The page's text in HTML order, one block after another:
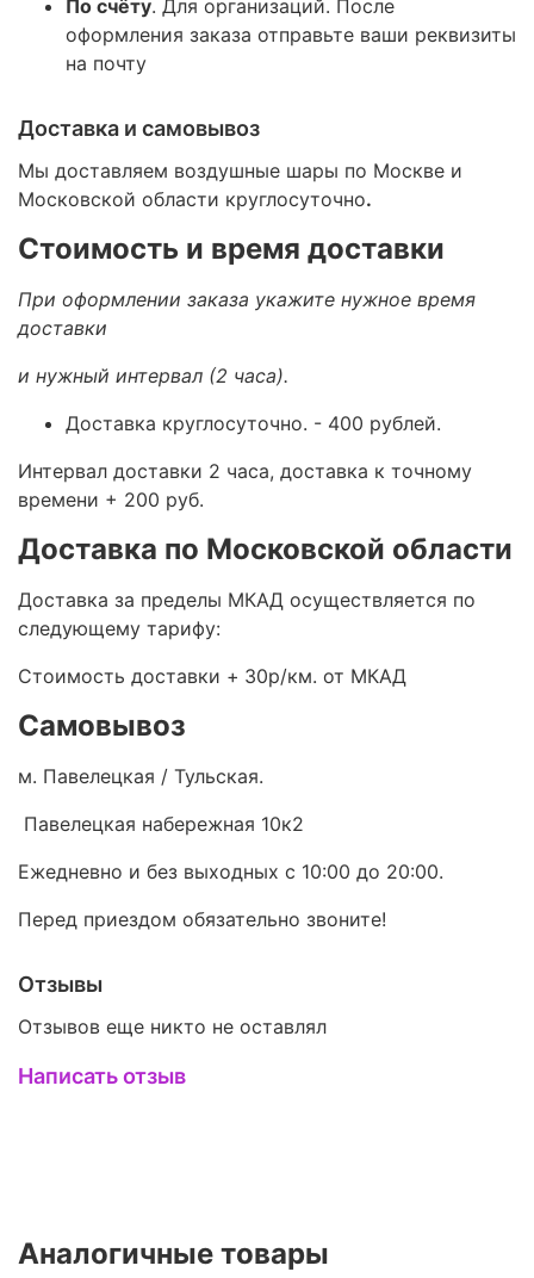
По счёту. Для организаций. После
оформления заказа отправьте ваши реквизиты
на почту
Доставка и самовывоз
Мы доставляем воздушные шары по Москве и
Московской области круглосуточно.
Стоимость и время доставки
При оформлении заказа укажите нужное время
доставки
и нужный интервал (2 часа).
Доставка круглосуточно. - 400 рублей.
Интервал доставки 2 часа, доставка к точному
времени + 200 руб.
Доставка по Московской области
Доставка за пределы МКАД осуществляется по
следующему тарифу:
Стоимость доставки + 30р/км. от МКАД
Самовывоз
м. Павелецкая / Тульская.
Павелецкая набережная 10к2
Ежедневно и без выходных с 10:00 до 20:00.
Перед приездом обязательно звоните!
Отзывы
Отзывов еще никто не оставлял
Написать отзыв
Аналогичные товары